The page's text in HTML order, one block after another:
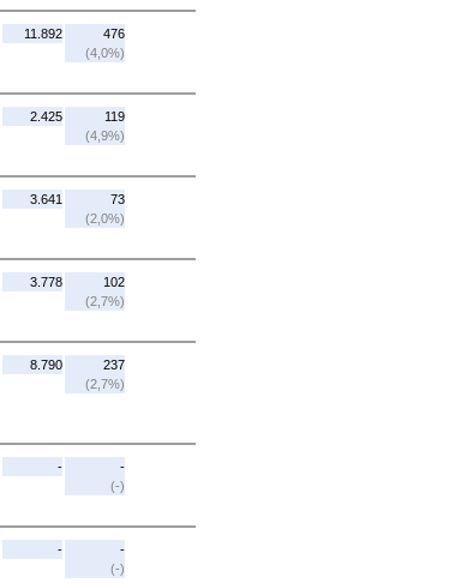
11.892
476
(4,0%)
2.425
119
(4,9%)
3.641
73
(2,0%)
3.778
102
(2,7%)
8.790
237
(2,7%)
-
-
(-)
-
-
(-)